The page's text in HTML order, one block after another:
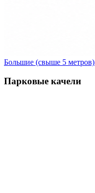
Большие (свыше 5 метров)
Парковые качели